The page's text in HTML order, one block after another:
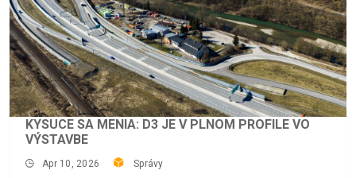
KYSUCE SA MENIA: D3 JE V PLNOM PROFILE VO
VÝSTAVBE
Apr 10, 2026 Správy